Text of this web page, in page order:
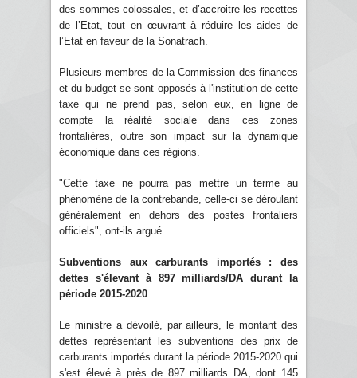
des sommes colossales, et d’accroitre les recettes
de l’Etat, tout en œuvrant à réduire les aides de
l’Etat en faveur de la Sonatrach.
Plusieurs membres de la Commission des finances
et du budget se sont opposés à l'institution de cette
taxe qui ne prend pas, selon eux, en ligne de
compte la réalité sociale dans ces zones
frontalières, outre son impact sur la dynamique
économique dans ces régions.
"Cette taxe ne pourra pas mettre un terme au
phénomène de la contrebande, celle-ci se déroulant
généralement en dehors des postes frontaliers
officiels", ont-ils argué.
Subventions aux carburants importés : des
dettes s'élevant à 897 milliards/DA durant la
période 2015-2020
Le ministre a dévoilé, par ailleurs, le montant des
dettes représentant les subventions des prix de
carburants importés durant la période 2015-2020 qui
s'est élevé à près de 897 milliards DA, dont 145